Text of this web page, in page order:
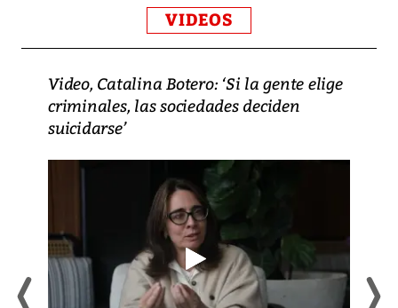
VIDEOS
Video, Catalina Botero: ‘Si la gente elige
criminales, las sociedades deciden
suicidarse’